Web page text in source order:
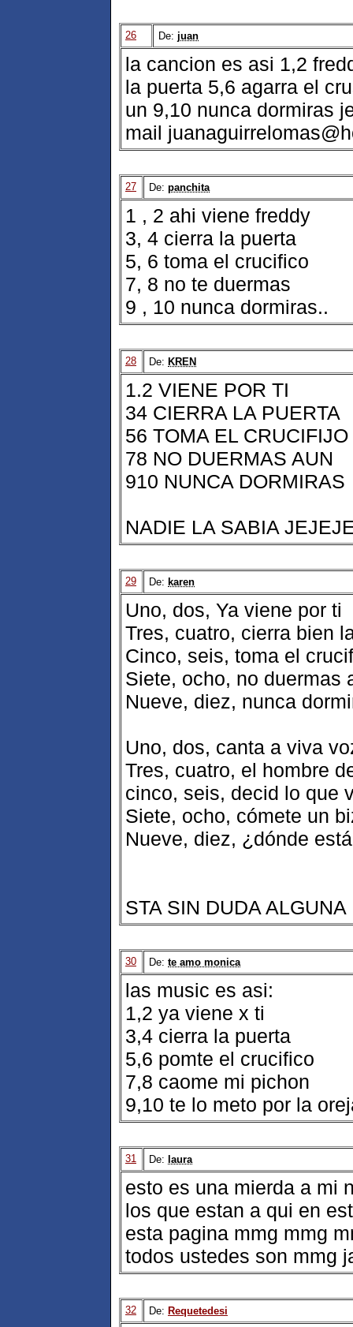
26 De: juan
la cancion es asi 1,2
la puerta 5,6 agarra el
un 9,10 nunca dormiras
mail
27 De: panchita
1 , 2 ahi viene freddy
3, 4 cierra la puerta
5, 6 toma el crucifico
7, 8 no te duermas
9 , 10 nunca dormiras..
28 De: KREN
1.2 VIENE POR TI
34 CIERRA LA PUERTA
56 TOMA EL CRUCIFIJO
78 NO DUERMAS AUN
910 NUNCA DORMIRAS
NADIE LA SABIA
29 De: karen
Uno, dos, Ya viene por ti
Tres, cuatro, cierra bien
Cinco, seis, toma el
Siete, ocho, no duermas
Nueve, diez, nunca
Uno, dos, canta a viva
Tres, cuatro, el hombre
cinco, seis, decid lo que
Siete, ocho, cómete un
Nueve, diez, ¿dónde
STA SIN DUDA
30 De: te amo monica
las music es asi:
1,2 ya viene x ti
3,4 cierra la puerta
5,6 pomte el crucifico
7,8 caome mi pichon
9,10 te lo meto por la
31 De: laura
esto es una mierda a mi
los que estan a qui en
esta pagina mmg mmg
todos ustedes son mmg
32 De: Requetedesi